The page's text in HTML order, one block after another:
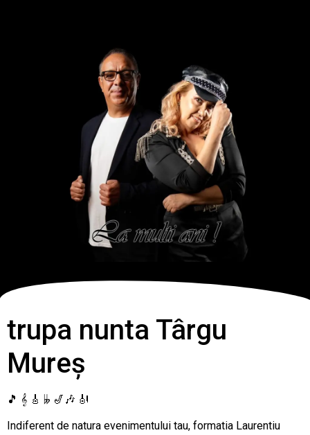
trupa nunta Târgu
Mureș
🎵 𝄞 🎸 𝄫 🎷🎶 🎻
Indiferent de natura evenimentului tau, formatia Laurentiu